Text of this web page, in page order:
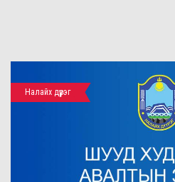
Налайх дүүрэг